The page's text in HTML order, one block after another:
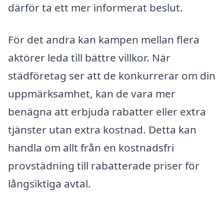
därför ta ett mer informerat beslut.
För det andra kan kampen mellan flera
aktörer leda till bättre villkor. När
städföretag ser att de konkurrerar om din
uppmärksamhet, kan de vara mer
benägna att erbjuda rabatter eller extra
tjänster utan extra kostnad. Detta kan
handla om allt från en kostnadsfri
provstädning till rabatterade priser för
långsiktiga avtal.